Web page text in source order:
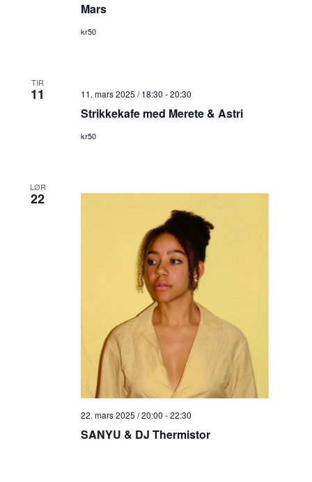
Mars
kr50
TIR
11 11. mars 2025 / 18:30 -20:30
Strikkekafe med Merete & Astri
kr50
LØR
22
22. mars 2025 / 20:00 -22:30
SANYU & DJ Thermistor